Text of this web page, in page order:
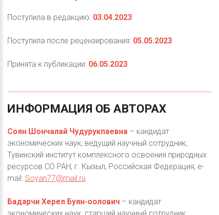
Поступила в редакцию: 03.04.2023
Поступила после рецензирования: 05.05.2023
Принята к публикации: 06.05.2023
ИНФОРМАЦИЯ ОБ АВТОРАХ
Соян Шончалай Чудурукпаевна – кандидат
экономических наук, ведущий научный сотрудник,
Тувинский институт комплексного освоения природных
ресурсов СО РАН, г. Кызыл, Российская Федерация; e-
mail: Soyan77@mail.ru
Бадарчи Херел Буян-оолович – кандидат